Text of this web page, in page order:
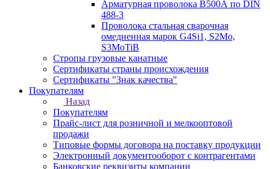
Арматурная проволока В500А по DIN
488-3
Проволока стальная сварочная
омедненная марок G4Si1, S2Mo,
S3MoTiB
Стропы грузовые канатные
Сертификаты страны происхождения
Сертификаты "Знак качества"
Покупателям
Назад
Покупателям
Прайс-лист для розничной и мелкооптовой
продажи
Типовые формы договора на поставку продукции
Электронный документооборот с контрагентами
Банковские реквизиты компании